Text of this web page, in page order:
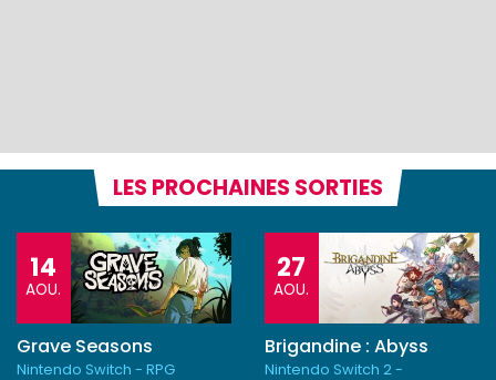
LES PROCHAINES SORTIES
14
AOU.
Grave Seasons
Nintendo Switch - RPG
27
AOU.
Brigandine : Abyss
Nintendo Switch 2 -